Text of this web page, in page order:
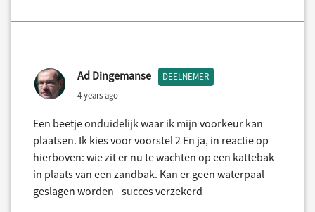
Ad Dingemanse DEELNEMER
4 years ago
Een beetje onduidelijk waar ik mijn voorkeur kan
plaatsen. Ik kies voor voorstel 2 En ja, in reactie op
hierboven: wie zit er nu te wachten op een kattebak
in plaats van een zandbak. Kan er geen waterpaal
geslagen worden - succes verzekerd